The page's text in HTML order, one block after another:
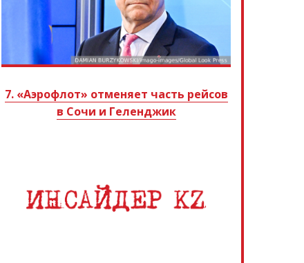
7. «Аэрофлот» отменяет часть рейсов
в Сочи и Геленджик